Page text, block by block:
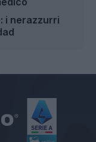
i nerazzurri